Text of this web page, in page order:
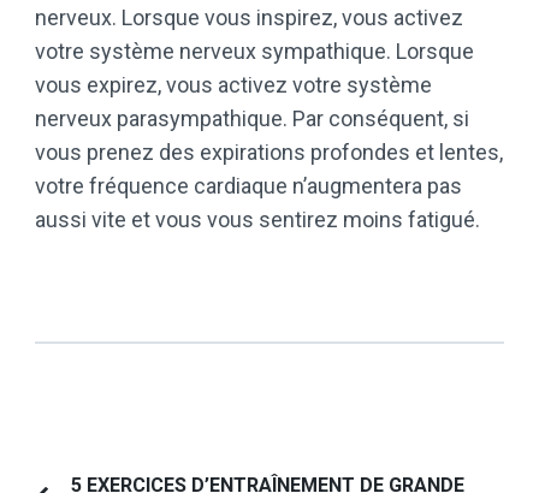
nerveux. Lorsque vous inspirez, vous activez
votre système nerveux sympathique. Lorsque
vous expirez, vous activez votre système
nerveux parasympathique. Par conséquent, si
vous prenez des expirations profondes et lentes,
votre fréquence cardiaque n’augmentera pas
aussi vite et vous vous sentirez moins fatigué.
5 EXERCICES D’ENTRAÎNEMENT DE GRANDE